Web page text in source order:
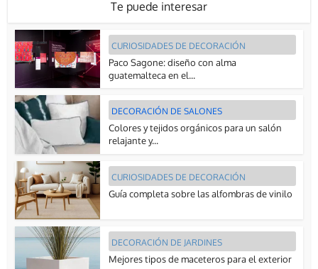
Te puede interesar
CURIOSIDADES DE DECORACIÓN
Paco Sagone: diseño con alma
guatemalteca en el...
DECORACIÓN DE SALONES
Colores y tejidos orgánicos para un salón
relajante y...
CURIOSIDADES DE DECORACIÓN
Guía completa sobre las alfombras de vinilo
DECORACIÓN DE JARDINES
Mejores tipos de maceteros para el exterior